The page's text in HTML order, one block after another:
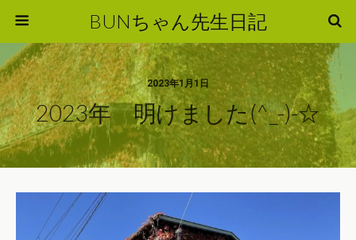
BUNちゃん先生日記
2023年1月1日
2023年 明けました(^_-)-☆